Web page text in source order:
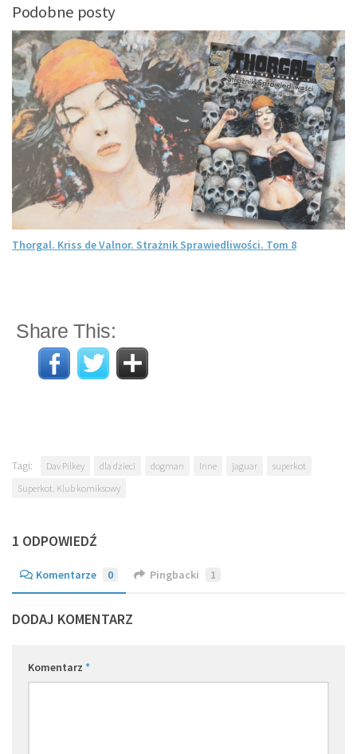
Podobne posty
Thorgal. Kriss de Valnor. Strażnik Sprawiedliwości. Tom 8
Share This:
Tagi: Dav Pilkey dla dzieci dogman Inne jaguar
superkot
Superkot. Klub komiksowy
1 ODPOWIEDŹ
Komentarze 0 Pingbacki 1
DODAJ KOMENTARZ
Komentarz *